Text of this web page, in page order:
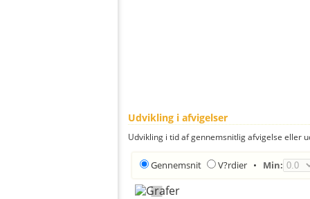
Udvikling i afvigelser
Udvikling i tid af gennemsnitlig afvigelse eller
Gennemsnit V?rdier • Min: